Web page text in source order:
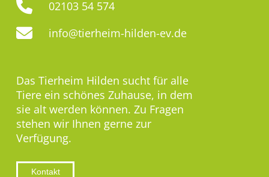
02103 54 574
info@tierheim-hilden-ev.de
Das Tierheim Hilden sucht für alle
Tiere ein schönes Zuhause, in dem
sie alt werden können. Zu Fragen
stehen wir Ihnen gerne zur
Verfügung.
Kontakt